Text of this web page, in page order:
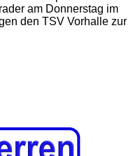
am Donnerstag im
den TSV Vorhalle zur